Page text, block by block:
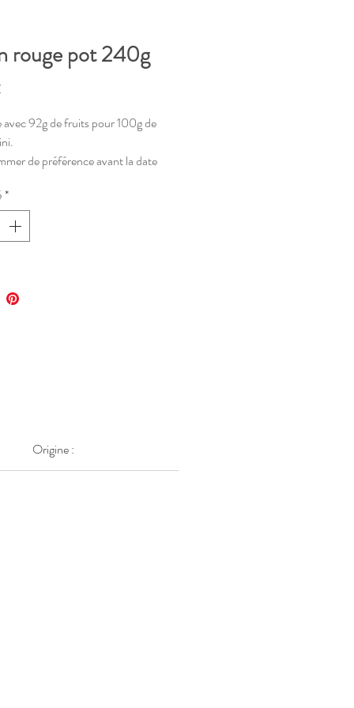
rouge pot 240g
avec 92g de fruits pour 100g de
de préférence avant la date
au frais après ouverture.
contenant consigné !
*
Origine :